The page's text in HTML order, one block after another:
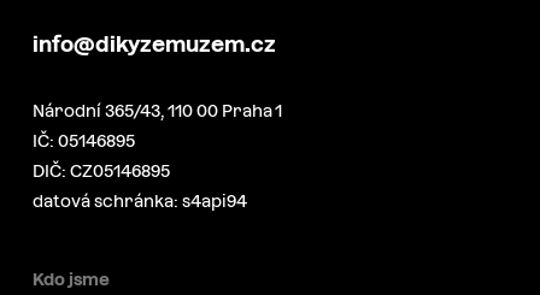
info@dikyzemuzem.cz
Národní 365/43, 110 00 Praha 1
IČ: 05146895
DIČ: CZ05146895
datová schránka: s4api94
Kdo jsme